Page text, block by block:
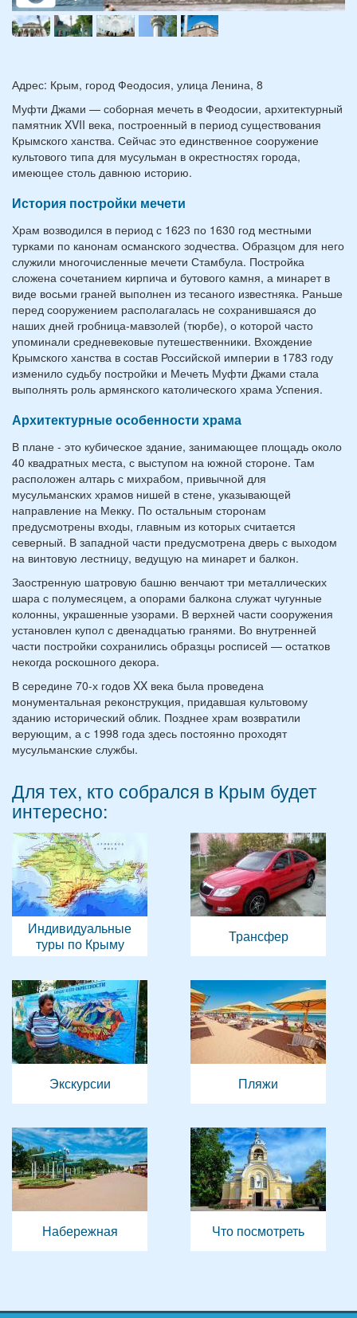
Адрес: Крым, город Феодосия, улица Ленина, 8
Муфти Джами — соборная мечеть в Феодосии, архитектурный
памятник XVII века, построенный в период существования
Крымского ханства. Сейчас это единственное сооружение
культового типа для мусульман в окрестностях города,
имеющее столь давнюю историю.
История постройки мечети
Храм возводился в период с 1623 по 1630 год местными
турками по канонам османского зодчества. Образцом для него
служили многочисленные мечети Стамбула. Постройка
сложена сочетанием кирпича и бутового камня, а минарет в
виде восьми граней выполнен из тесаного известняка. Раньше
перед сооружением располагалась не сохранившаяся до
наших дней гробница-мавзолей (тюрбе), о которой часто
упоминали средневековые путешественники. Вхождение
Крымского ханства в состав Российской империи в 1783 году
изменило судьбу постройки и Мечеть Муфти Джами стала
выполнять роль армянского католического храма Успения.
Архитектурные особенности храма
В плане - это кубическое здание, занимающее площадь около
40 квадратных места, с выступом на южной стороне. Там
расположен алтарь с михрабом, привычной для
мусульманских храмов нишей в стене, указывающей
направление на Мекку. По остальным сторонам
предусмотрены входы, главным из которых считается
северный. В западной части предусмотрена дверь с выходом
на винтовую лестницу, ведущую на минарет и балкон.
Заостренную шатровую башню венчают три металлических
шара с полумесяцем, а опорами балкона служат чугунные
колонны, украшенные узорами. В верхней части сооружения
установлен купол с двенадцатью гранями. Во внутренней
части постройки сохранились образцы росписей — остатков
некогда роскошного декора.
В середине 70-х годов XX века была проведена
монументальная реконструкция, придавшая культовому
зданию исторический облик. Позднее храм возвратили
верующим, а с 1998 года здесь постоянно проходят
мусульманские службы.
Для тех, кто собрался в Крым будет
интересно:
Индивидуальные
туры по Крыму
Трансфер
Экскурсии Пляжи
Набережная Что посмотреть